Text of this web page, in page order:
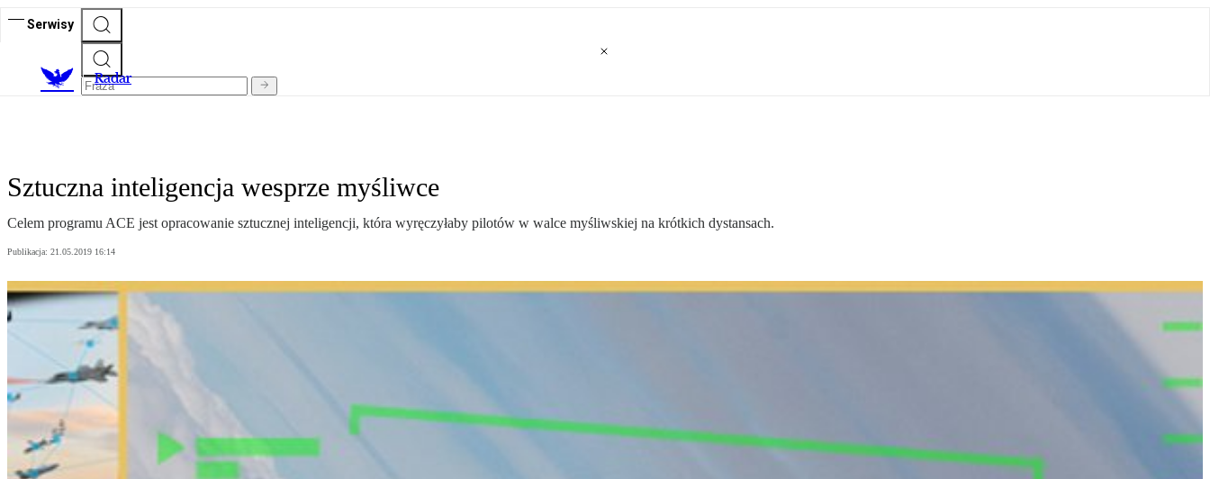
Serwisy
Radar
Sztuczna inteligencja wesprze myśliwce
Celem programu ACE jest opracowanie sztucznej inteligencji, która wyręczyłaby pilotów w walce myśliwskiej na krótkich dystansach.
Publikacja: 21.05.2019 16:14